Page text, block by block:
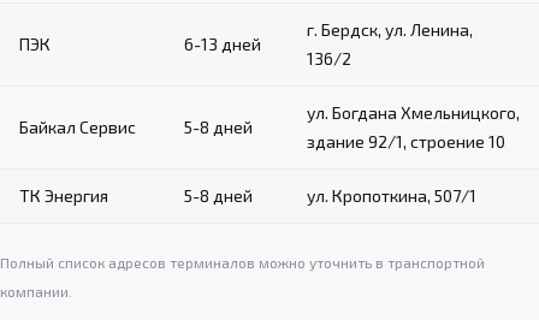
ПЭК 6-13 дней
г. Бердск, ул. Ленина,
136/2
Байкал Сервис 5-8 дней
ул. Богдана Хмельницкого,
здание 92/1, строение 10
ТК Энергия 5-8 дней ул. Кропоткина, 507/1
Полный список адресов терминалов можно уточнить в транспортной
компании.